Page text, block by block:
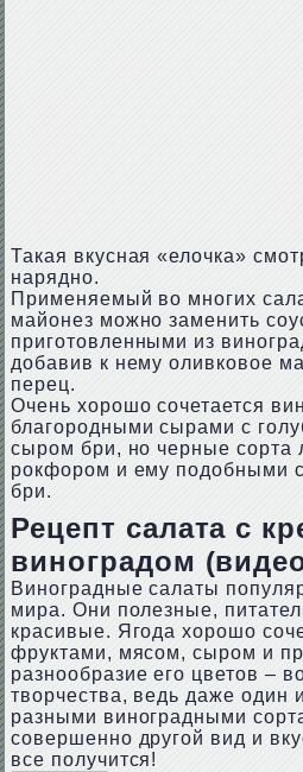
Такая вкусная «елочка»
нарядно.
Применяемый во многих
майонез можно заменить
приготовленными из
добавив к нему оливковое
перец.
Очень хорошо сочетается
благородными сырами с
сыром бри, но черные сорта
рокфором и ему подобными
бри.
Рецепт салата с
виноградом
Виноградные салаты
мира. Они полезные,
красивые. Ягода хорошо
фруктами, мясом, сыром и
разнообразие его цветов –
творчества, ведь даже один
разными виноградными
совершенно другой вид и
все получится!